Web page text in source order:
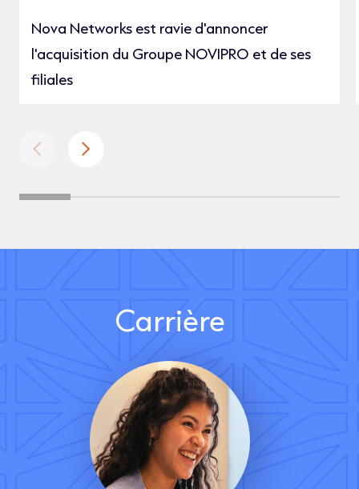
Nova Networks est ravie d'annoncer
l'acquisition du Groupe NOVIPRO et de ses
filiales
Carrière